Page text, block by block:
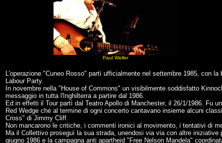
Paul Weller
L'operazione "Cuneo Rosso" partì ufficialmente nel settembre 1985, con
Labour Party.
In novembre nella "House of Commons" un visibilmente soddisfatto
messaggio in tutta l'Inghilterra a partire dal 1986.
Ed in effetti il Tour partì dal Teatro Apollo di Manchester, il 26/1/1986. Fu
Red Wedge che al termine di ogni concerto cantavano insieme alcuni
Cross" di Jimmy Cliff.
Non mancarono le critiche, i commenti ironici al movimento, i tentativi di
Ma il Collettivo proseguì la sua strada, unendosi via via con altre
giugno 1986 e la campagna anti apartheid "Free Nelson Mandela"